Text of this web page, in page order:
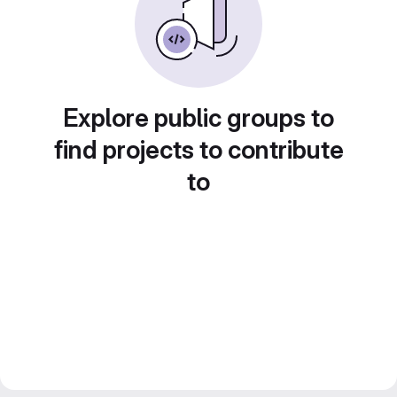
Explore public groups to
find projects to contribute
to